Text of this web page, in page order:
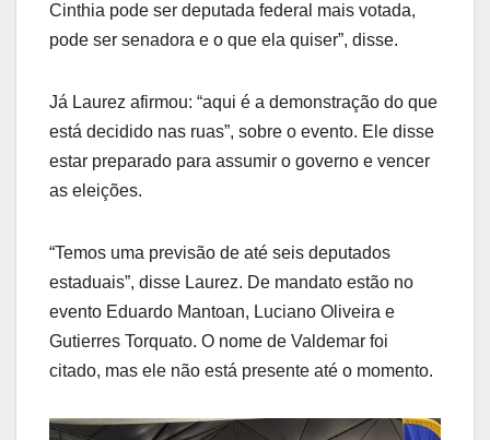
Cinthia pode ser deputada federal mais votada,
pode ser senadora e o que ela quiser”, disse.
Já Laurez afirmou: “aqui é a demonstração do que
está decidido nas ruas”, sobre o evento. Ele disse
estar preparado para assumir o governo e vencer
as eleições.
“Temos uma previsão de até seis deputados
estaduais”, disse Laurez. De mandato estão no
evento Eduardo Mantoan, Luciano Oliveira e
Gutierres Torquato. O nome de Valdemar foi
citado, mas ele não está presente até o momento.